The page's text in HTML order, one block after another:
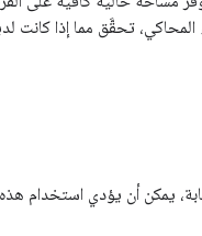
على الأقل. إذا تعذّر بدء المحاكي، تحقَّق مما إذا
يمكن أن يؤدي استخدام هذه